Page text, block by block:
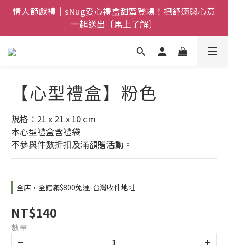
全館$800免運｜任搭８折起｜滿額再送新品-悠哉斑馬
襪〔立即了解〕
情人節獻禮｜sNug愛心禮盒甜蜜登場！把舒適與心意
一起送出〔馬上了解〕
全館$800免運｜任搭８折起｜滿額再送新品-悠哉斑馬
襪〔立即了解〕
【心型禮盒】粉色
規格：21 x 21 x 10 cm
本心型禮盒含禮袋
不參與件數折扣及滿額贈活動。
全店，全館滿$800免運-台灣收件地址
NT$140
數量